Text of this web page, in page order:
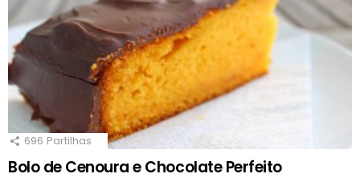
696 Partilhas
Bolo de Cenoura e Chocolate Perfeito